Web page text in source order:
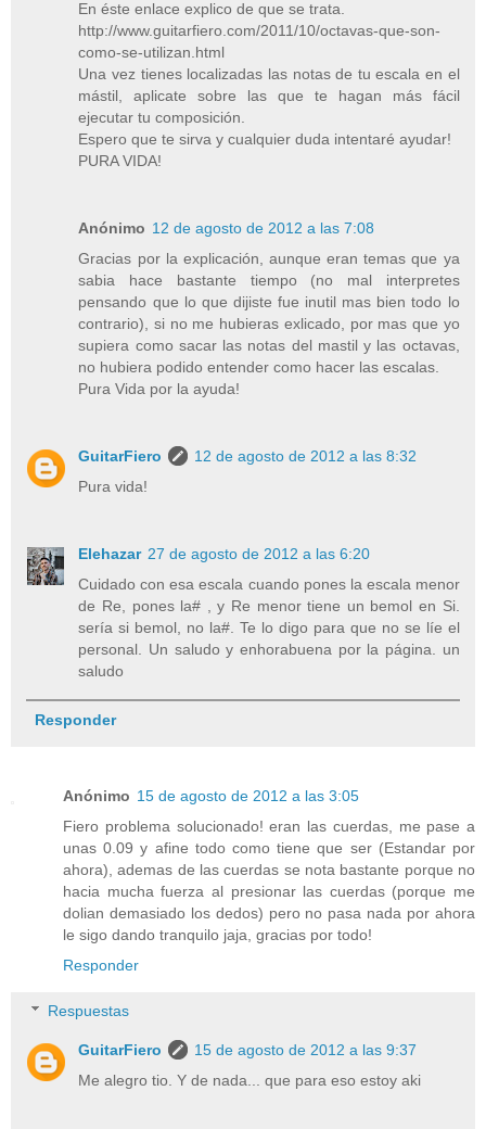
En éste enlace explico de que se trata.
http://www.guitarfiero.com/2011/10/octavas-que-son-
como-se-utilizan.html
Una vez tienes localizadas las notas de tu escala en el
mástil, aplicate sobre las que te hagan más fácil
ejecutar tu composición.
Espero que te sirva y cualquier duda intentaré ayudar!
PURA VIDA!
Anónimo 12 de agosto de 2012 a las 7:08
Gracias por la explicación, aunque eran temas que ya
sabia hace bastante tiempo (no mal interpretes
pensando que lo que dijiste fue inutil mas bien todo lo
contrario), si no me hubieras exlicado, por mas que yo
supiera como sacar las notas del mastil y las octavas,
no hubiera podido entender como hacer las escalas.
Pura Vida por la ayuda!
GuitarFiero
12 de agosto de 2012 a las 8:32
Pura vida!
Elehazar 27 de agosto de 2012 a las 6:20
Cuidado con esa escala cuando pones la escala menor
de Re, pones la# , y Re menor tiene un bemol en Si.
sería si bemol, no la#. Te lo digo para que no se líe el
personal. Un saludo y enhorabuena por la página. un
saludo
Responder
Anónimo 15 de agosto de 2012 a las 3:05
Fiero problema solucionado! eran las cuerdas, me pase a
unas 0.09 y afine todo como tiene que ser (Estandar por
ahora), ademas de las cuerdas se nota bastante porque no
hacia mucha fuerza al presionar las cuerdas (porque me
dolian demasiado los dedos) pero no pasa nada por ahora
le sigo dando tranquilo jaja, gracias por todo!
Responder
Respuestas
GuitarFiero
15 de agosto de 2012 a las 9:37
Me alegro tio. Y de nada... que para eso estoy aki